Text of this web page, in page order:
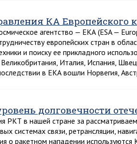
КА Европейского
агентство — ЕКА (ESA —
европейских стран в
и поиску ее прикладного
Италия, Испания,
в ЕКА вошли Норвегия,
долговечности
РКТ в нашей стране за
системах связи, ретрансляции,
о ракетном нападении используются